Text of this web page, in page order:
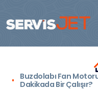
Buzdolabı Fan
Dakikada Bir Çalışır?